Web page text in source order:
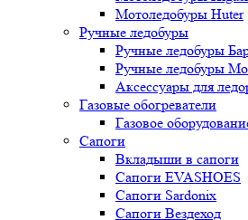
Мотоледобуры Huter
Ручные ледобуры
Ручные ледобуры
Ручные ледобуры
Аксессуары для
Газовые обогреватели
Газовое
Сапоги
Вкладыши в сапоги
Сапоги EVASHOES
Сапоги Sardonix
Сапоги Вездеход